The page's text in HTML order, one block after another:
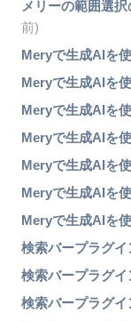
メリーの範囲選
前)
Meryで生成AIを
Meryで生成AIを
Meryで生成AIを
Meryで生成AIを
Meryで生成AIを
Meryで生成AIを
Meryで生成AIを
検索バープラグ
検索バープラグ
検索バープラグ